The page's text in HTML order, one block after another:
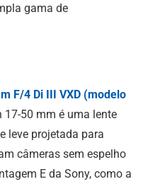
gama de
F/4 Di III VXD (modelo
17-50 mm é uma lente
leve projetada para
câmeras sem espelho
E da Sony, como a